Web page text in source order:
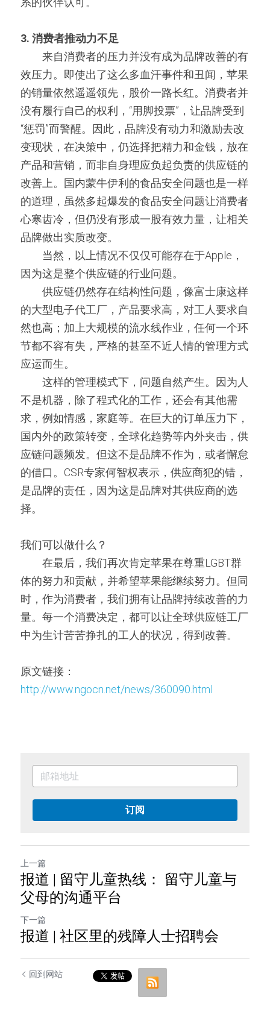
3. 消费者推动力不足
来自消费者的压力并没有成为品牌改善的有
效压力。即使出了这么多血汗事件和丑闻，苹果
的销量依然遥遥领先，股价一路长红。消费者并
没有履行自己的权利，“用脚投票”，让品牌受到
“惩罚”而警醒。因此，品牌没有动力和激励去改
变现状，在决策中，仍选择把精力和金钱，放在
产品和营销，而非自身理应负起负责的供应链的
改善上。国内蒙牛伊利的食品安全问题也是一样
的道理，虽然多起爆发的食品安全问题让消费者
心寒齿冷，但仍没有形成一股有效力量，让相关
品牌做出实质改变。
当然，以上情况不仅仅可能存在于Apple，
因为这是整个供应链的行业问题。
供应链仍然存在结构性问题，像富士康这样
的大型电子代工厂，产品要求高，对工人要求自
然也高；加上大规模的流水线作业，任何一个环
节都不容有失，严格的甚至不近人情的管理方式
应运而生。
这样的管理模式下，问题自然产生。因为人
不是机器，除了程式化的工作，还会有其他需
求，例如情感，家庭等。在巨大的订单压力下，
国内外的政策转变，全球化趋势等内外夹击，供
应链问题频发。但这不是品牌不作为，或者懈怠
的借口。CSR专家何智权表示，供应商犯的错，
是品牌的责任，因为这是品牌对其供应商的选
择。
我们可以做什么？
在最后，我们再次肯定苹果在尊重LGBT群
体的努力和贡献，并希望苹果能继续努力。但同
时，作为消费者，我们拥有让品牌持续改善的力
量。每一个消费决定，都可以让全球供应链工厂
中为生计苦苦挣扎的工人的状况，得到改善。
原文链接：
http://www.ngocn.net/news/360090.html
订阅
上一篇
报道 | 留守儿童热线： 留守儿童与
父母的沟通平台
下一篇
报道 | 社区里的残障人士招聘会
回到网站